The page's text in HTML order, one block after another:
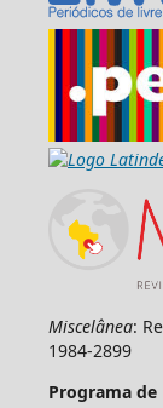
Miscelânea:
1984-2899
Programa de